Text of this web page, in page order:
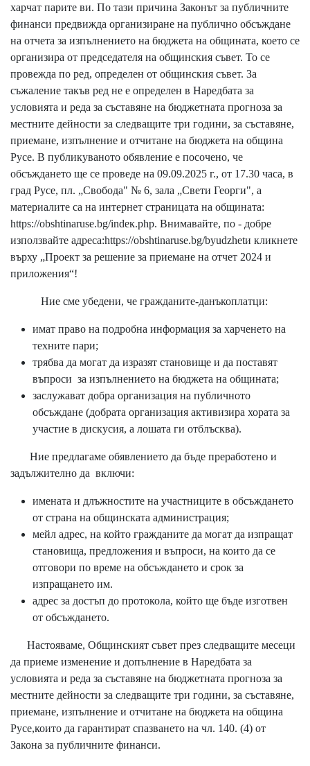
харчат парите ви. По тази причина Законът за публичните
финанси предвижда организиране на публично обсъждане
на отчета за изпълнението на бюджета на общината, което се
организира от председателя на общинския съвет. То се
провежда по ред, определен от общинския съвет. За
съжаление такъв ред не е определен в Наредбата за
условията и реда за съставяне на бюджетната прогноза за
местните дейности за следващите три години, за съставяне,
приемане, изпълнение и отчитане на бюджета на община
Русе. В публикуваното обявление е посочено, че
обсъждането ще се проведе на 09.09.2025 г., от 17.30 часа, в
град Русе, пл. „Свобода" № 6, зала „Свети Георги", а
материалите са на интернет страницата на общината:
https://obshtinaruse.bg/indeк.php. Внимавайте, по - добре
използвайте адреса:https://obshtinaruse.bg/byudzhetи кликнете
върху „Проект за решение за приемане на отчет 2024 и
приложения“!
Ние сме убедени, че гражданите-данъкоплатци:
имат право на подробна информация за харченето на
техните пари;
трябва да могат да изразят становище и да поставят
въпроси за изпълнението на бюджета на общината;
заслужават добра организация на публичното
обсъждане (добрата организация активизира хората за
участие в дискусия, а лошата ги отблъсква).
Ние предлагаме обявлението да бъде преработено и
задължително да включи:
имената и длъжностите на участниците в обсъждането
от страна на общинската администрация;
мейл адрес, на който гражданите да могат да изпращат
становища, предложения и въпроси, на които да се
отговори по време на обсъждането и срок за
изпращането им.
адрес за достъп до протокола, който ще бъде изготвен
от обсъждането.
Настояваме, Общинският съвет през следващите месеци
да приеме изменение и допълнение в Наредбата за
условията и реда за съставяне на бюджетната прогноза за
местните дейности за следващите три години, за съставяне,
приемане, изпълнение и отчитане на бюджета на община
Русе,които да гарантират спазването на чл. 140. (4) от
Закона за публичните финанси.